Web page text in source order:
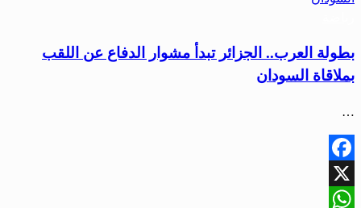
بطولة العرب.. الجزائر تبدأ مشوار الدفاع عن اللقب
بملاقاة السودان
…
Facebook
X